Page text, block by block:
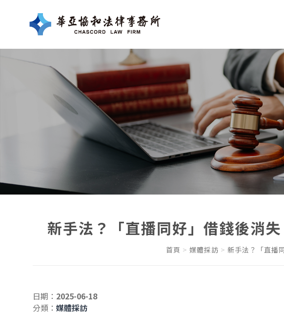
新手法？「直播同好」借錢後消
首頁 媒體採訪 新手法？「直播
日期： 2025-06-18
分類：媒體採訪